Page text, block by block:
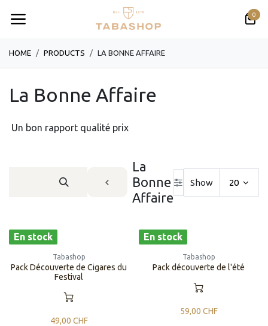
0
HOME PRODUCTS LA BONNE AFFAIRE
La Bonne Affaire
Un bon rapport qualité prix
La
Bonne
Affaire
Show 20
En stock
Tabashop
Pack Découverte de Cigares du
Festival
49,00 CHF
En stock
Tabashop
Pack découverte de l'été
59,00 CHF